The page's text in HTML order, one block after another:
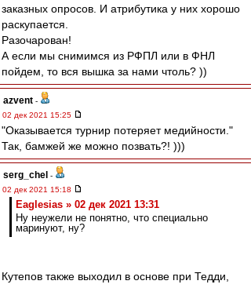
заказных опросов. И атрибутика у них хорошо
раскупается.
Разочарован!
А если мы снимимся из РФПЛ или в ФНЛ
пойдем, то вся вышка за нами чтоль? ))
azvent -
02 дек 2021 15:25
"Оказывается турнир потеряет медийности."
Так, бамжей же можно позвать?! )))
serg_chel -
02 дек 2021 15:18
Eaglesias » 02 дек 2021 13:31
Ну неужели не понятно, что специально
маринуют, ну?
Кутепов также выходил в основе при Тедди,